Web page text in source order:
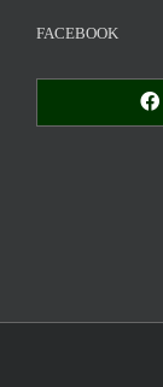
FACEBOOK